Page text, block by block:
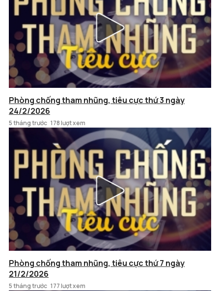
Phòng chống tham nhũng, tiêu cực thứ 3 ngày
24/2/2026
5 tháng trước 178 lượt xem
Phòng chống tham nhũng, tiêu cực thứ 7 ngày
21/2/2026
5 tháng trước 177 lượt xem